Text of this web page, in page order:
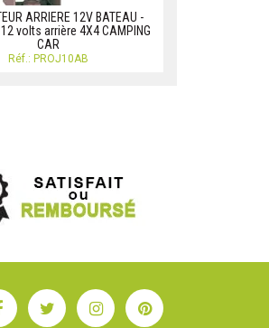
ARRIERE 12V BATEAU -
volts arrière 4X4 CAMPING
CAR
Réf.: PROJ10AB
FacebookTwitterInstagramPinterest